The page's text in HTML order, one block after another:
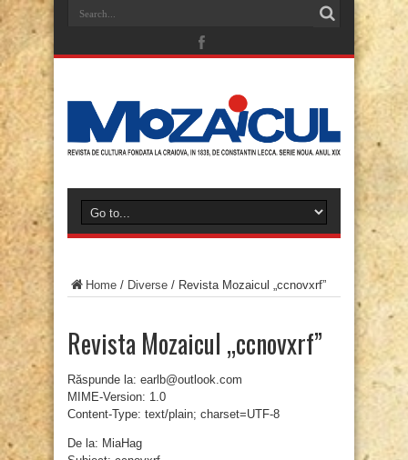
Home / Diverse / Revista Mozaicul „ccnovxrf”
Revista Mozaicul „ccnovxrf”
Răspunde la: earlb@outlook.com
MIME-Version: 1.0
Content-Type: text/plain; charset=UTF-8
De la: MiaHag